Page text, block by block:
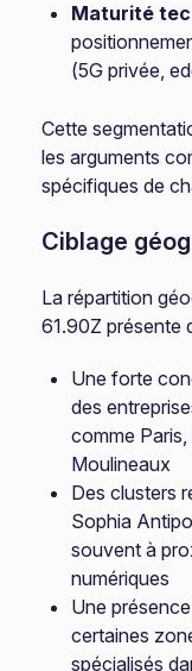
Maturité
(5G privée,
Cette
les arguments
spécifiques de
Ciblage
La répartition
61.90Z présente
Une forte
des
comme
Moulineaux
Des clusters
Sophia
souvent à
numériques
Une
certaines
spécialisés